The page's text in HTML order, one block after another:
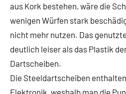
aus Kork bestehen, wäre die
wenigen Würfen stark
nicht mehr nutzen. Das
deutlich leiser als das Plastik
Dartscheiben.
Die Steeldartscheiben